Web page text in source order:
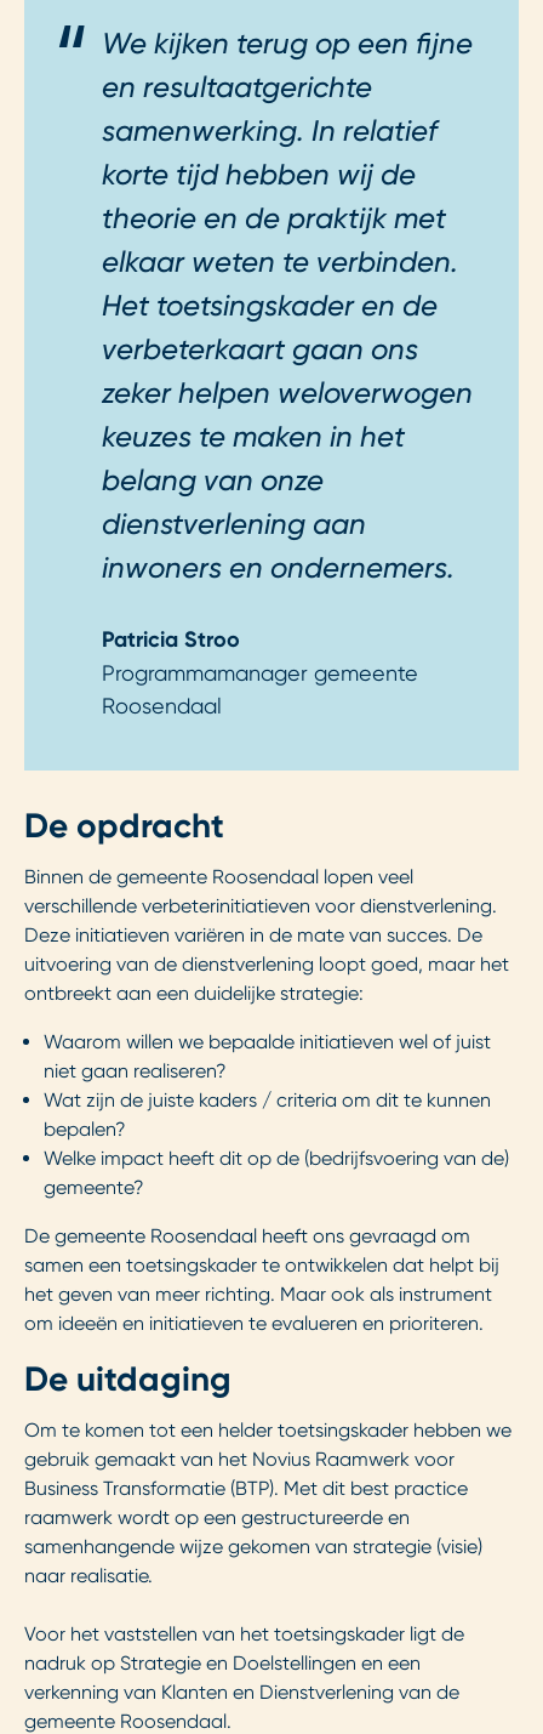
We kijken terug op een fijne
en resultaatgerichte
samenwerking. In relatief
korte tijd hebben wij de
theorie en de praktijk met
elkaar weten te verbinden.
Het toetsingskader en de
verbeterkaart gaan ons
zeker helpen weloverwogen
keuzes te maken in het
belang van onze
dienstverlening aan
inwoners en ondernemers.
Patricia Stroo
Programmamanager gemeente
Roosendaal
De opdracht
Binnen de gemeente Roosendaal lopen veel
verschillende verbeterinitiatieven voor dienstverlening.
Deze initiatieven variëren in de mate van succes. De
uitvoering van de dienstverlening loopt goed, maar het
ontbreekt aan een duidelijke strategie:
Waarom willen we bepaalde initiatieven wel of juist
niet gaan realiseren?
Wat zijn de juiste kaders / criteria om dit te kunnen
bepalen?
Welke impact heeft dit op de (bedrijfsvoering van de)
gemeente?
De gemeente Roosendaal heeft ons gevraagd om
samen een toetsingskader te ontwikkelen dat helpt bij
het geven van meer richting. Maar ook als instrument
om ideeën en initiatieven te evalueren en prioriteren.
De uitdaging
Om te komen tot een helder toetsingskader hebben we
gebruik gemaakt van het Novius Raamwerk voor
Business Transformatie (BTP). Met dit best practice
raamwerk wordt op een gestructureerde en
samenhangende wijze gekomen van strategie (visie)
naar realisatie.
Voor het vaststellen van het toetsingskader ligt de
nadruk op Strategie en Doelstellingen en een
verkenning van Klanten en Dienstverlening van de
gemeente Roosendaal.